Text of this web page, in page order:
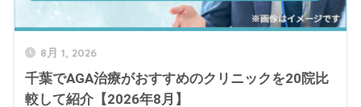
8月 1, 2026
千葉でAGA治療がおすすめのクリニックを20院比
較して紹介【2026年8月】